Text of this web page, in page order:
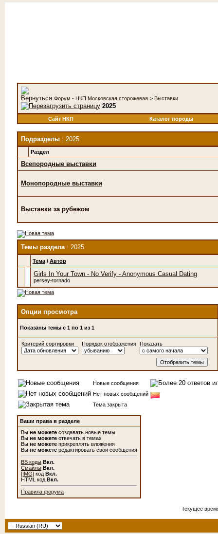
Форум - НКП Московская сторожевая > Выставки
2025
Сайт НКП Каталог породы
Подразделы : 2025
Раздел
Всепородные выставки
Монопородные выставки
Выставки за рубежом
Темы раздела: 2025
Тема / Автор
Girls In Your Town - No Verify - Anonymous Casual Dating
persey-tornado
Опции просмотра
Показаны темы с 1 по 1 из 1
Критерий сортировки Порядок отображения Показать
Новые сообщения
Нет новых сообщений
Тема закрыта
Ваши права в разделе
Вы не можете создавать новые темы
Вы не можете отвечать в темах
Вы не можете прикреплять вложения
Вы не можете редактировать свои сообщения
BB коды Вкл.
Смайлы Вкл.
[IMG] код Вкл.
HTML код Вкл.
Правила форума
Текущее